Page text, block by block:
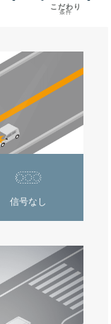
こだわり
条件
信号なし